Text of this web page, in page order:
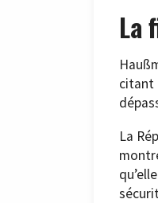
La
citant
La